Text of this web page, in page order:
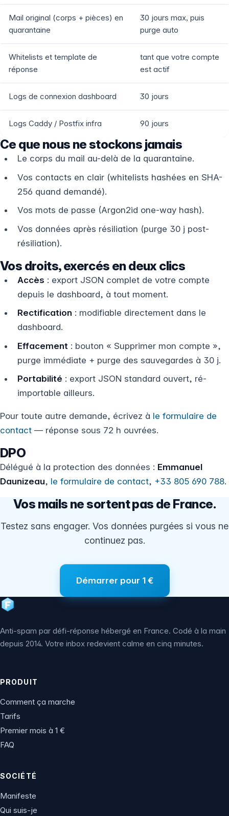
Mail original (corps + pièces) en
quarantaine
30 jours max, puis
purge auto
Whitelists et template de
réponse
tant que votre compte
est actif
Logs de connexion dashboard 30 jours
Logs Caddy / Postfix infra 90 jours
Ce que nous ne stockons jamais
Le corps du mail au-delà de la quarantaine.
Vos contacts en clair (whitelists hashées en SHA-
256 quand demandé).
Vos mots de passe (Argon2id one-way hash).
Vos données après résiliation (purge 30 j post-
résiliation).
Vos droits, exercés en deux clics
Accès : export JSON complet de votre compte
depuis le dashboard, à tout moment.
Rectification : modifiable directement dans le
dashboard.
Effacement : bouton « Supprimer mon compte »,
purge immédiate + purge des sauvegardes à 30 j.
Portabilité : export JSON standard ouvert, ré-
importable ailleurs.
Pour toute autre demande, écrivez à le formulaire de
contact — réponse sous 72 h ouvrées.
DPO
Délégué à la protection des données : Emmanuel
Daunizeau, le formulaire de contact, +33 805 690 788.
Vos mails ne sortent pas de France.
Testez sans engager. Vos données purgées si vous ne
continuez pas.
Démarrer pour 1 €
Anti-spam par défi-réponse hébergé en France. Codé à la main
depuis 2014. Votre inbox redevient calme en cinq minutes.
PRODUIT
Comment ça marche
Tarifs
Premier mois à 1 €
FAQ
SOCIÉTÉ
Manifeste
Qui suis-je